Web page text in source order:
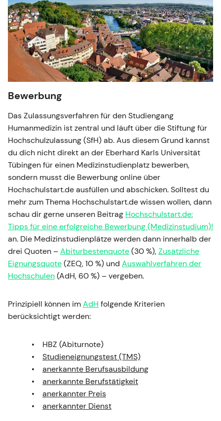
Bewerbung
Das Zulassungsverfahren für den Studiengang
Humanmedizin ist zentral und läuft über die Stiftung für
Hochschulzulassung (SfH) ab. Aus diesem Grund kannst
du dich nicht direkt an der Eberhard Karls Universität
Tübingen für einen Medizinstudienplatz bewerben,
sondern musst die Bewerbung online über
Hochschulstart.de ausfüllen und abschicken. Solltest du
mehr zum Thema Hochschulstart.de wissen wollen, dann
schau dir gerne unseren Beitrag Hochschulstart.de:
Tipps für eine erfolgreiche Bewerbung (Medizinstudium)!
an. Die Medizinstudienplätze werden dann innerhalb der
drei Quoten –Abiturbestenquote(30 %),Zusätzliche
Eignungsquote(ZEQ, 10 %) und Auswahlverfahren der
Hochschulen(AdH, 60 %) – vergeben.
Prinzipiell können imAdH folgende Kriterien
berücksichtigt werden:
HBZ (Abiturnote)
Studieneignungstest (TMS)
anerkannte Berufsausbildung
anerkannte Berufstätigkeit
anerkannter Preis
anerkannter Dienst